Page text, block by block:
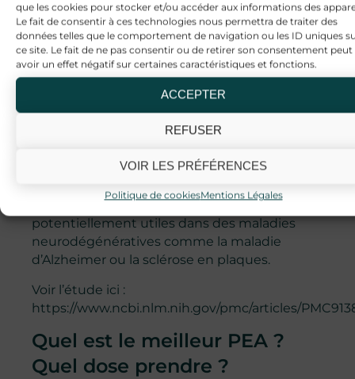
que les cookies pour stocker et/ou accéder aux informations des
Le fait de consentir à ces technologies nous permettra de traiter des
données telles que le comportement de navigation ou les ID uniques
ce site. Le fait de ne pas consentir ou de retirer son consentement peut
avoir un effet négatif sur certaines caractéristiques et fonctions.
ACCEPTER
REFUSER
VOIR LES PRÉFÉRENCES
Politique de cookiesMentions Légales
ou encore ici :
https://www.ncbi.nlm.nih.gov/pmc/articles/
Inflammation: Le PEA possède des
être bénéfiques dans le traitement de
la maladie de Crohn ou la colite ulcéreuse.
Neuroprotection: Des recherches
avoir des effets neuroprotecteurs,
potentiellement utiles dans des maladies
neurodégénératives comme la maladie
d’Alzheimer ou la sclérose en plaques.
Voir l’étude ici :
https://www.ncbi.nlm.nih.gov/pmc/articles/
Quel est le meilleur PEA ?
Quel dose prendre ?